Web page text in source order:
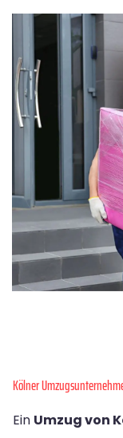
Kölner
Ein Umzug von